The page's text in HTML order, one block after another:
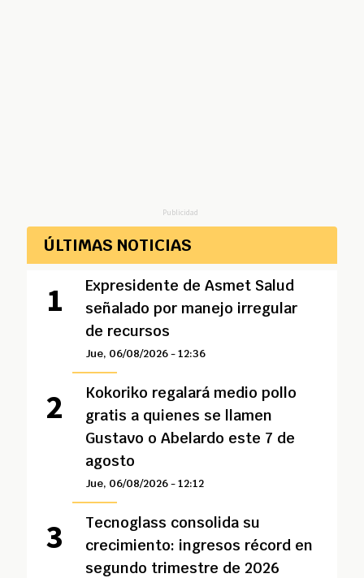
Publicidad
ÚLTIMAS NOTICIAS
Expresidente de Asmet Salud
señalado por manejo irregular
de recursos
Jue, 06/08/2026 - 12:36
Kokoriko regalará medio pollo
gratis a quienes se llamen
Gustavo o Abelardo este 7 de
agosto
Jue, 06/08/2026 - 12:12
Tecnoglass consolida su
crecimiento: ingresos récord en
segundo trimestre de 2026